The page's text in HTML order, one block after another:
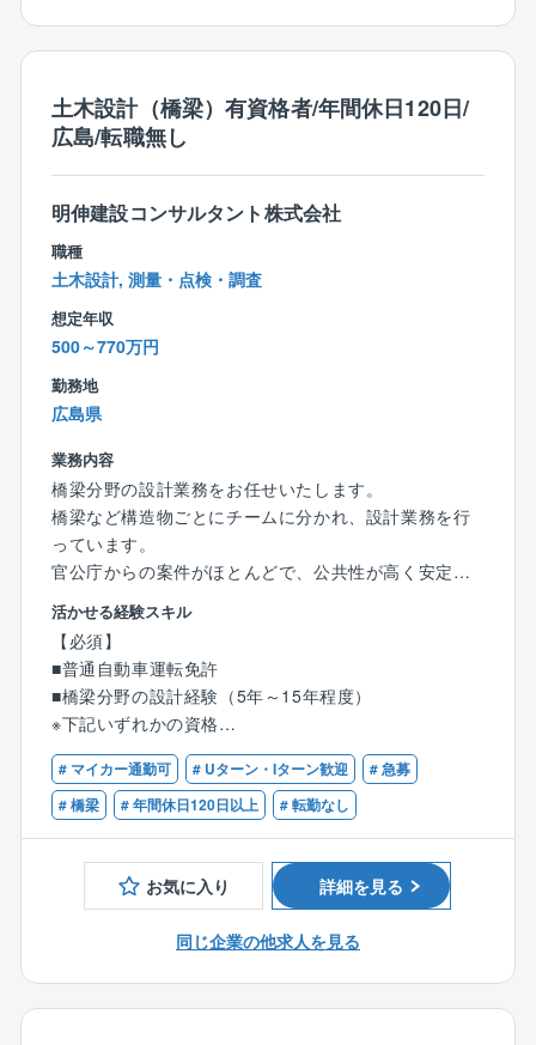
す。ノー残業デーの設定や、時間単位有給の取得、育
している企業です。会社自体の安定性も高く、自己資
本比率は7割以上と、財務基盤も非常に安定しているの
が特徴です。こうした背景から、平均勤続年数は比較
的長い（15年以上）企業ですが、他社を経験した社員
が同社の魅力に気づき、出戻り入社するケースも増え
てきています。
土木設計（橋梁）有資格者/年間休日120日/
広島/転職無し
明伸建設コンサルタント株式会社
職種
土木設計, 測量・点検・調査
想定年収
500～770万円
勤務地
広島県
業務内容
橋梁分野の設計業務をお任せいたします。
橋梁など構造物ごとにチームに分かれ、設計業務を行
っています。
官公庁からの案件がほとんどで、公共性が高く安定し
た経営基盤があります。
【主な業務内容】
各種構造物設計
橋梁、擁壁、可動堰、ボックスカルバート、標識、下
水道、共同溝、トンネル
補強土壁、法面構造物
補修、補強設計、コンクリート・鋼構造物の劣化対
策、耐震補強
活荷重増加対策
構造物調査
既設構造物の劣化度調査、配筋調査 など
完全週休2日制で各種手当・福利厚生も充実していま
す。ノー残業デーの設定や、時間単位有給の取得、育
活かせる経験スキル
【必須】
■普通自動車運転免許
■橋梁分野の設計経験（5年～15年程度）
※下記いずれかの資格
■技術士（建設部門：鋼構造及びコンクリート）
■RCCM
【歓迎】
■測量士（補）
■地質調査技士
■1級あるいは2級土木施工管理技士
# マイカー通勤可 # Uターン・Iターン歓迎
# 急募
# 橋梁
# 年間休日120日以上 # 転勤なし
お気に入り 詳細を見る
同じ企業の他求人を見る